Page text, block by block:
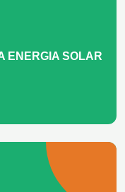
ENERGIA SOLAR